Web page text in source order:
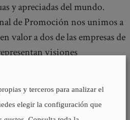
y apreciadas del mundo.
de Promoción nos unimos a
valor a dos de las empresas de
visiones
y terceros para analizar el
elegir la configuración que